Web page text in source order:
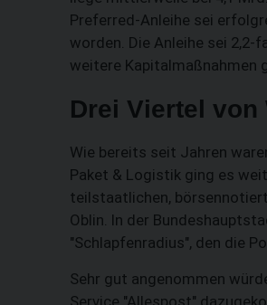
Preferred-Anleihe sei
worden. Die Anleihe sei
weitere Kapitalmaßnahmen
Drei Viertel
Wie bereits seit Jahren
Paket & Logistik ging es
teilstaatlichen,
Oblin. In der
"Schlapfenradius", den die
Sehr gut angenommen
Service "Allespost"